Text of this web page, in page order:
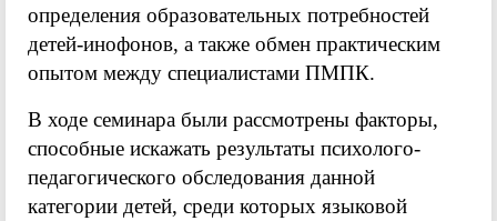
определения образовательных потребностей
детей-инофонов, а также обмен практическим
опытом между специалистами ПМПК.
В ходе семинара были рассмотрены факторы,
способные искажать результаты психолого-
педагогического обследования данной
категории детей, среди которых языковой